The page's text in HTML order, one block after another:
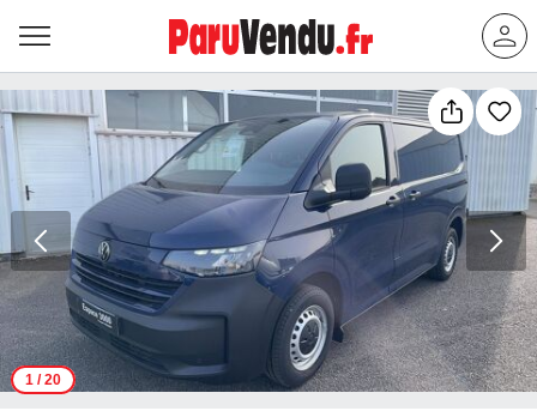
1/ 20